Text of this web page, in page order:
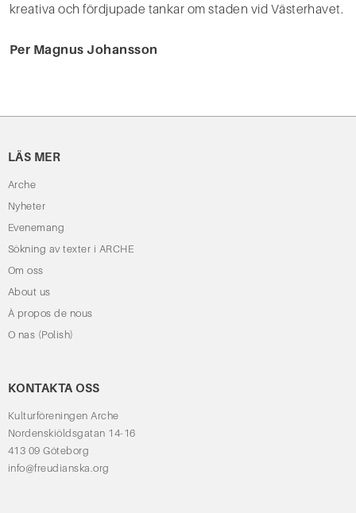
kreativa och fördjupade tankar om staden vid Västerhavet.
Per Magnus Johansson
LÄS MER
Arche
Nyheter
Evenemang
Sökning av texter i ARCHE
Om oss
About us
À propos de nous
O nas (Polish)
KONTAKTA OSS
Kulturföreningen Arche
Nordenskiöldsgatan 14-16
413 09 Göteborg
info@freudianska.org